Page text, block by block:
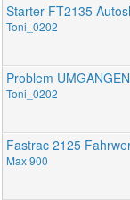
Starter FT2135
Toni_0202
Problem
Toni_0202
Fastrac 2125
Max 900